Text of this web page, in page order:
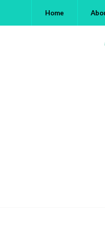
Home